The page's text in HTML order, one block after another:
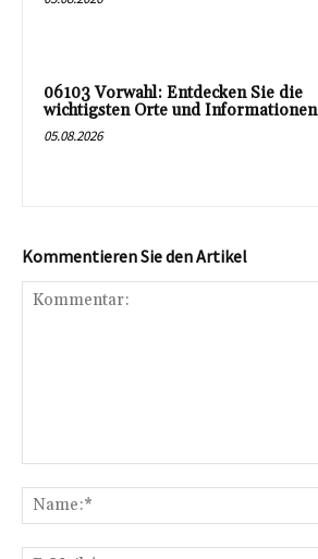
06103 Vorwahl: Entdecken Sie die
wichtigsten Orte und Informationen
05.08.2026
Kommentieren Sie den Artikel